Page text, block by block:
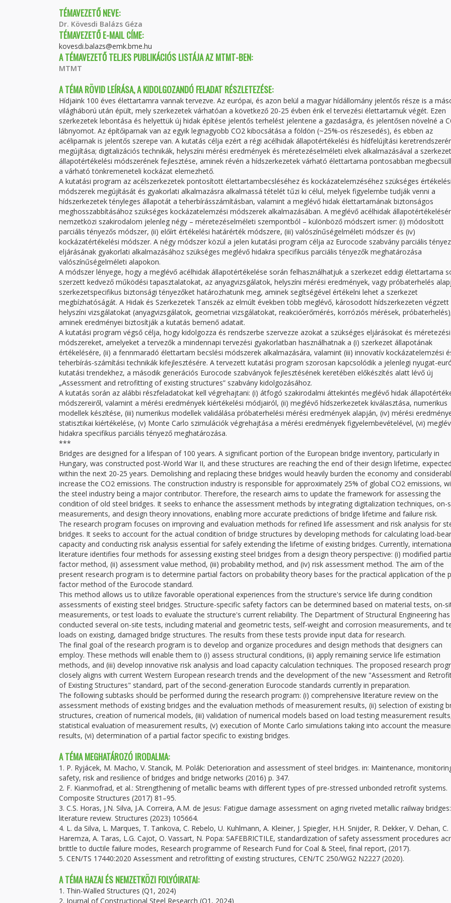
TÉMAVEZETŐ NEVE:
Dr. Kövesdi Balázs Géza
TÉMAVEZETŐ E-MAIL CÍME:
kovesdi.balazs@emk.bme.hu
A TÉMAVEZETŐ TELJES PUBLIKÁCIÓS LISTÁJA AZ MTMT-BEN:
MTMT
A TÉMA RÖVID LEÍRÁSA, A KIDOLGOZANDÓ FELADAT RÉSZLETEZÉSE:
Hídjaink 100 éves élettartamra vannak tervezve. Az európai, és azon belül a magyar hídállomány jelentős része is a
világháború után épült, mely szerkezetek várhatóan a következő 20-25 évben érik el tervezési élettartamuk végét. Ezen
szerkezetek lebontása és helyettük új hidak építése jelentős terhelést jelentene a gazdaságra, és jelentősen növelné a
lábnyomot. Az építőiparnak van az egyik legnagyobb CO2 kibocsátása a földön (~25%-os részesedés), és ebben az
acéliparnak is jelentős szerepe van. A kutatás célja ezért a régi acélhidak állapotértékelési és hídfelújítási
megújítása; digitalizációs technikák, helyszíni mérési eredmények és méretezéselméleti elvek alkalmazásával a
állapotértékelési módszerének fejlesztése, aminek révén a hídszerkezetek várható élettartama pontosabban
a várható tönkremeneteli kockázat elemezhető.
A kutatási program az acélszerkezetek pontosított élettartambecsléséhez és kockázatelemzéséhez szükséges értékelési
módszerek megújítását és gyakorlati alkalmazásra alkalmassá tételét tűzi ki célul, melyek figyelembe tudják venni a
hídszerkezetek tényleges állapotát a teherbírásszámításban, valamint a meglévő hidak élettartamának biztonságos
meghosszabbításához szükséges kockázatelemzési módszerek alkalmazásában. A meglévő acélhidak
nemzetközi szakirodalom jelenleg négy – méretezéselméleti szempontból – különböző módszert ismer: (i) módosított
parciális tényezős módszer, (ii) előírt értékelési határérték módszere, (iii) valószínűségelméleti módszer és (iv)
kockázatértékelési módszer. A négy módszer közül a jelen kutatási program célja az Eurocode szabvány parciális
eljárásának gyakorlati alkalmazásához szükséges meglévő hidakra specifikus parciális tényezők meghatározása
valószínűségelméleti alapokon.
A módszer lényege, hogy a meglévő acélhidak állapotértékelése során felhasználhatjuk a szerkezet eddigi élettartama
szerzett kedvező működési tapasztalatokat, az anyagvizsgálatok, helyszíni mérési eredmények, vagy próbaterhelés
szerkezetspecifikus biztonsági tényezőket határozhatunk meg, aminek segítségével értékelni lehet a szerkezet
megbízhatóságát. A Hidak és Szerkezetek Tanszék az elmúlt években több meglévő, károsodott hídszerkezeten végzett
helyszíni vizsgálatokat (anyagvizsgálatok, geometriai vizsgálatokat, reakcióerőmérés, korróziós mérések,
aminek eredményei biztosítják a kutatás bemenő adatait.
A kutatási program végső célja, hogy kidolgozza és rendszerbe szervezze azokat a szükséges eljárásokat és méretezési
módszereket, amelyeket a tervezők a mindennapi tervezési gyakorlatban használhatnak a (i) szerkezet állapotának
értékelésére, (ii) a fennmaradó élettartam becslési módszerek alkalmazására, valamint (iii) innovatív kockázatelemzési
teherbírás-számítási technikák kifejlesztésére. A tervezett kutatási program szorosan kapcsolódik a jelenlegi nyugat-
kutatási trendekhez, a második generációs Eurocode szabványok fejlesztésének keretében előkészítés alatt lévő új
„Assessment and retrofitting of existing structures” szabvány kidolgozásához.
A kutatás során az alábbi részfeladatokat kell végrehajtani: (i) átfogó szakirodalmi áttekintés meglévő hidak
módszereiről, valamint a mérési eredmények kiértékelési módjairól, (ii) meglévő hídszerkezetek kiválasztása, numerikus
modellek készítése, (iii) numerikus modellek validálása próbaterhelési mérési eredmények alapján, (iv) mérési
statisztikai kiértékelése, (v) Monte Carlo szimulációk végrehajtása a mérési eredmények figyelembevételével, (vi)
hidakra specifikus parciális tényező meghatározása.
***
Bridges are designed for a lifespan of 100 years. A significant portion of the European bridge inventory, particularly in
Hungary, was constructed post-World War II, and these structures are reaching the end of their design lifetime, expected
within the next 20-25 years. Demolishing and replacing these bridges would heavily burden the economy and
increase the CO2 emissions. The construction industry is responsible for approximately 25% of global CO2 emissions,
the steel industry being a major contributor. Therefore, the research aims to update the framework for assessing the
condition of old steel bridges. It seeks to enhance the assessment methods by integrating digitalization techniques, on-
measurements, and design theory innovations, enabling more accurate predictions of bridge lifetime and failure risk.
The research program focuses on improving and evaluation methods for refined life assessment and risk analysis for
bridges. It seeks to account for the actual condition of bridge structures by developing methods for calculating load-
capacity and conducting risk analysis essential for safely extending the lifetime of existing bridges. Currently,
literature identifies four methods for assessing existing steel bridges from a design theory perspective: (i) modified
factor method, (ii) assessment value method, (iii) probability method, and (iv) risk assessment method. The aim of the
present research program is to determine partial factors on probability theory bases for the practical application of the
factor method of the Eurocode standard.
This method allows us to utilize favorable operational experiences from the structure's service life during condition
assessments of existing steel bridges. Structure-specific safety factors can be determined based on material tests, on-
measurements, or test loads to evaluate the structure's current reliability. The Department of Structural Engineering has
conducted several on-site tests, including material and geometric tests, self-weight and corrosion measurements, and
loads on existing, damaged bridge structures. The results from these tests provide input data for research.
The final goal of the research program is to develop and organize procedures and design methods that designers can
employ. These methods will enable them to (i) assess structural conditions, (ii) apply remaining service life estimation
methods, and (iii) develop innovative risk analysis and load capacity calculation techniques. The proposed research
closely aligns with current Western European research trends and the development of the new "Assessment and
of Existing Structures" standard, part of the second-generation Eurocode standards currently in preparation.
The following subtasks should be performed during the research program: (i) comprehensive literature review on the
assessment methods of existing bridges and the evaluation methods of measurement results, (ii) selection of existing
structures, creation of numerical models, (iii) validation of numerical models based on load testing measurement
statistical evaluation of measurement results, (v) execution of Monte Carlo simulations taking into account the
results, (vi) determination of a partial factor specific to existing bridges.
A TÉMA MEGHATÁROZÓ IRODALMA:
1. P. Ryjácek, M. Macho, V. Stancik, M. Polák: Deterioration and assessment of steel bridges. in: Maintenance,
safety, risk and resilience of bridges and bridge networks (2016) p. 347.
2. F. Kianmofrad, et al.: Strengthening of metallic beams with different types of pre-stressed unbonded retrofit systems.
Composite Structures (2017) 81–95.
3. C.S. Horas, J.N. Silva, J.A. Correira, A.M. de Jesus: Fatigue damage assessment on aging riveted metallic railway
literature review. Structures (2023) 105664.
4. L. da Silva, L. Marques, T. Tankova, C. Rebelo, U. Kuhlmann, A. Kleiner, J. Spiegler, H.H. Snijder, R. Dekker, V. Dehan, C.
Haremza, A. Taras, L.G. Cajot, O. Vassart, N. Popa: SAFEBRICTILE, standardization of safety assessment procedures
brittle to ductile failure modes, Research programme of Research Fund for Coal & Steel, final report, (2017).
5. CEN/TS 17440:2020 Assessment and retrofitting of existing structures, CEN/TC 250/WG2 N2227 (2020).
A TÉMA HAZAI ÉS NEMZETKÖZI FOLYÓIRATAI:
1. Thin-Walled Structures (Q1, 2024)
2. Journal of Constructional Steel Research (Q1, 2024)